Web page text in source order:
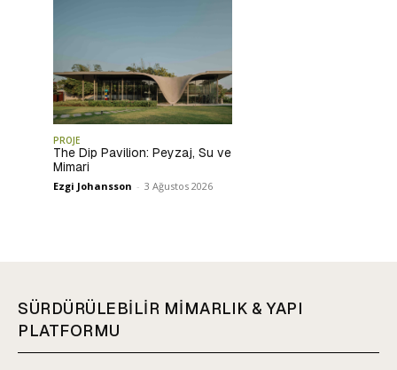
PROJE
The Dip Pavilion: Peyzaj, Su ve
Mimari
Ezgi Johansson - 3 Ağustos 2026
SÜRDÜRÜLEBİLİR MİMARLIK & YAPI
PLATFORMU